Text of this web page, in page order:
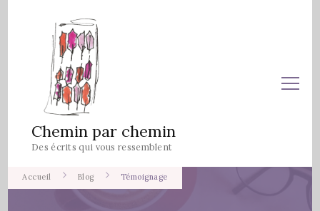
Chemin par chemin
Des écrits qui vous ressemblent
Accueil Blog Témoignage